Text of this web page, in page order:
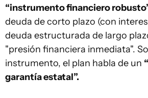
“instrumento financiero
deuda de corto plazo (con
deuda estructurada de largo
"presión financiera inmediata".
instrumento, el plan habla de un
garantía estatal”.